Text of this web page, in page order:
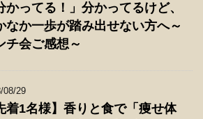
かってる！」分かってるけど、
なか一歩が踏み出せない方へ～
チ会ご感想～
08/29
着1名様】香りと食で「痩せ体